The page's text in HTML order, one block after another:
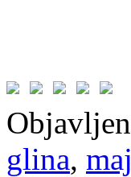
glina,